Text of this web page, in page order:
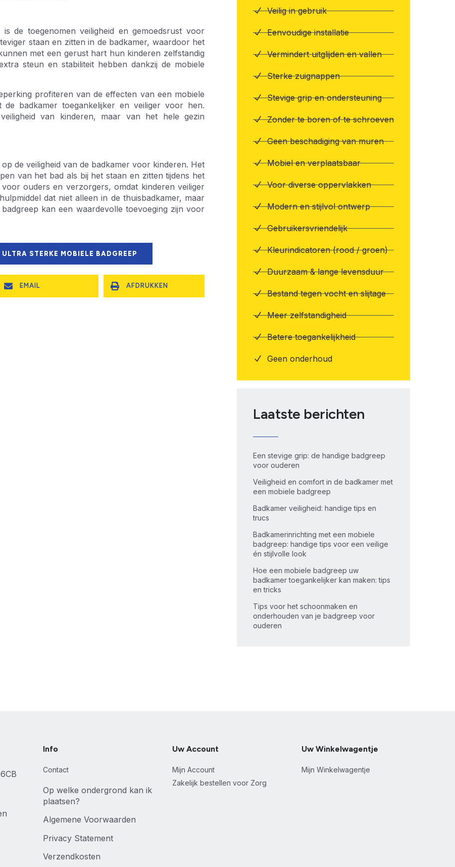
de toegenomen veiligheid en gemoedsrust voor
staan en zitten in de badkamer, waardoor het
met een gerust hart hun kinderen zelfstandig
steun en stabiliteit hebben dankzij de mobiele
profiteren van de effecten van een mobiele
badkamer toegankelijker en veiliger voor hen.
van kinderen, maar van het hele gezin
de veiligheid van de badkamer voor kinderen. Het
van het bad als bij het staan en zitten tijdens het
ouders en verzorgers, omdat kinderen veiliger
dat niet alleen in de thuisbadkamer, maar
kan een waardevolle toevoeging zijn voor
STERKE MOBIELE BADGREEP
EMAIL AFDRUKKEN
Veilig in gebruik
Eenvoudige installatie
Vermindert uitglijden en vallen
Sterke zuignappen
Stevige grip en ondersteuning
Zonder te boren of te schroeven
Geen beschadiging van muren
Mobiel en verplaatsbaar
Voor diverse oppervlakken
Modern en stijlvol ontwerp
Gebruikersvriendelijk
Kleurindicatoren (rood / groen)
Duurzaam & lange levensduur
Bestand tegen vocht en slijtage
Meer zelfstandigheid
Betere toegankelijkheid
Geen onderhoud
Laatste berichten
Een stevige grip: de handige badgreep
voor ouderen
Veiligheid en comfort in de badkamer met
een mobiele badgreep
Badkamer veiligheid: handige tips en
trucs
Badkamerinrichting met een mobiele
badgreep: handige tips voor een veilige
én stijlvolle look
Hoe een mobiele badgreep uw
badkamer toegankelijker kan maken: tips
en tricks
Tips voor het schoonmaken en
onderhouden van je badgreep voor
ouderen
Info
Contact
Op welke ondergrond kan ik
plaatsen?
Algemene Voorwaarden
Privacy Statement
Verzendkosten
Uw Account
Mijn Account
Zakelijk bestellen voor Zorg
Uw Winkelwagentje
Mijn Winkelwagentje